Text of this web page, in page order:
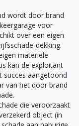
wordt door brand
voor
over een eigen
dekking.
materiële
kan de exploitant
succes aangetoond
van het door brand
die veroorzaakt
object (in